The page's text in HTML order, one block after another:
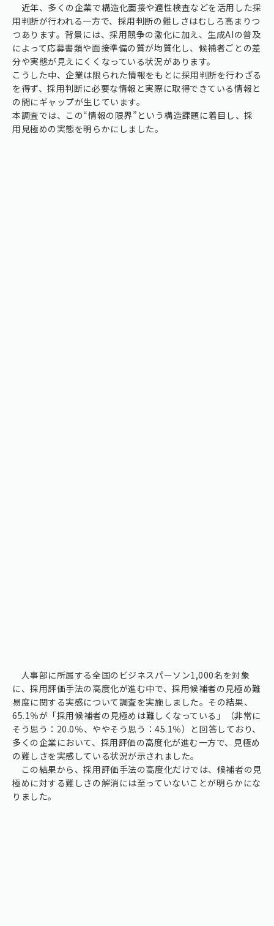
近年、多くの企業で構造化面接や適性検査などを活用した採
用判断が行われる一方で、採用判断の難しさはむしろ高まりつ
つあります。背景には、採用競争の激化に加え、生成AIの普及
によって応募書類や面接準備の質が均質化し、候補者ごとの差
分や実態が見えにくくなっている状況があります。
こうした中、企業は限られた情報をもとに採用判断を行わざる
を得ず、採用判断に必要な情報と実際に取得できている情報と
の間にギャップが生じています。
本調査では、この“情報の限界”という構造課題に着目し、採
用見極めの実態を明らかにしました。
人事部に所属する全国のビジネスパーソン1,000名を対象
に、採用評価手法の高度化が進む中で、採用候補者の見極め難
易度に関する実感について調査を実施しました。その結果、
65.1％が「採用候補者の見極めは難しくなっている」（非常に
そう思う：20.0％、ややそう思う：45.1％）と回答しており、
多くの企業において、採用評価の高度化が進む一方で、見極め
の難しさを実感している状況が示されました。
この結果から、採用評価手法の高度化だけでは、候補者の見
極めに対する難しさの解消には至っていないことが明らかにな
りました。